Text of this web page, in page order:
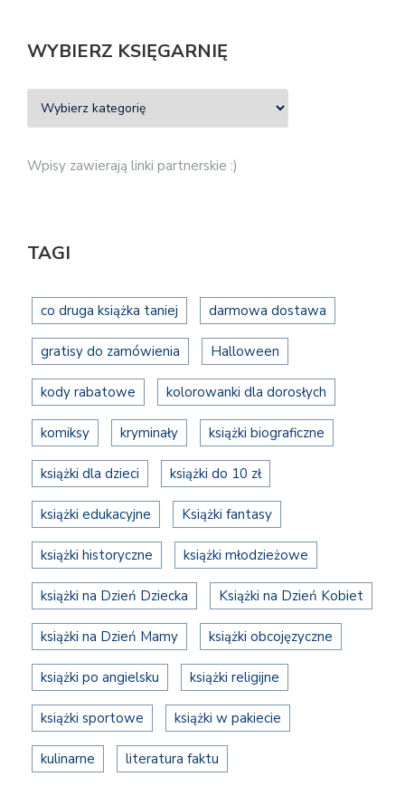
WYBIERZ KSIĘGARNIĘ
Wpisy zawierają linki partnerskie :)
TAGI
co druga książka taniej darmowa dostawa
gratisy do zamówienia Halloween
kody rabatowe kolorowanki dla dorosłych
komiksy kryminały książki biograficzne
książki dla dzieci książki do 10 zł
książki edukacyjne Książki fantasy
książki historyczne książki młodzieżowe
książki na Dzień Dziecka Książki na Dzień Kobiet
książki na Dzień Mamy książki obcojęzyczne
książki po angielsku książki religijne
książki sportowe książki w pakiecie
kulinarne literatura faktu